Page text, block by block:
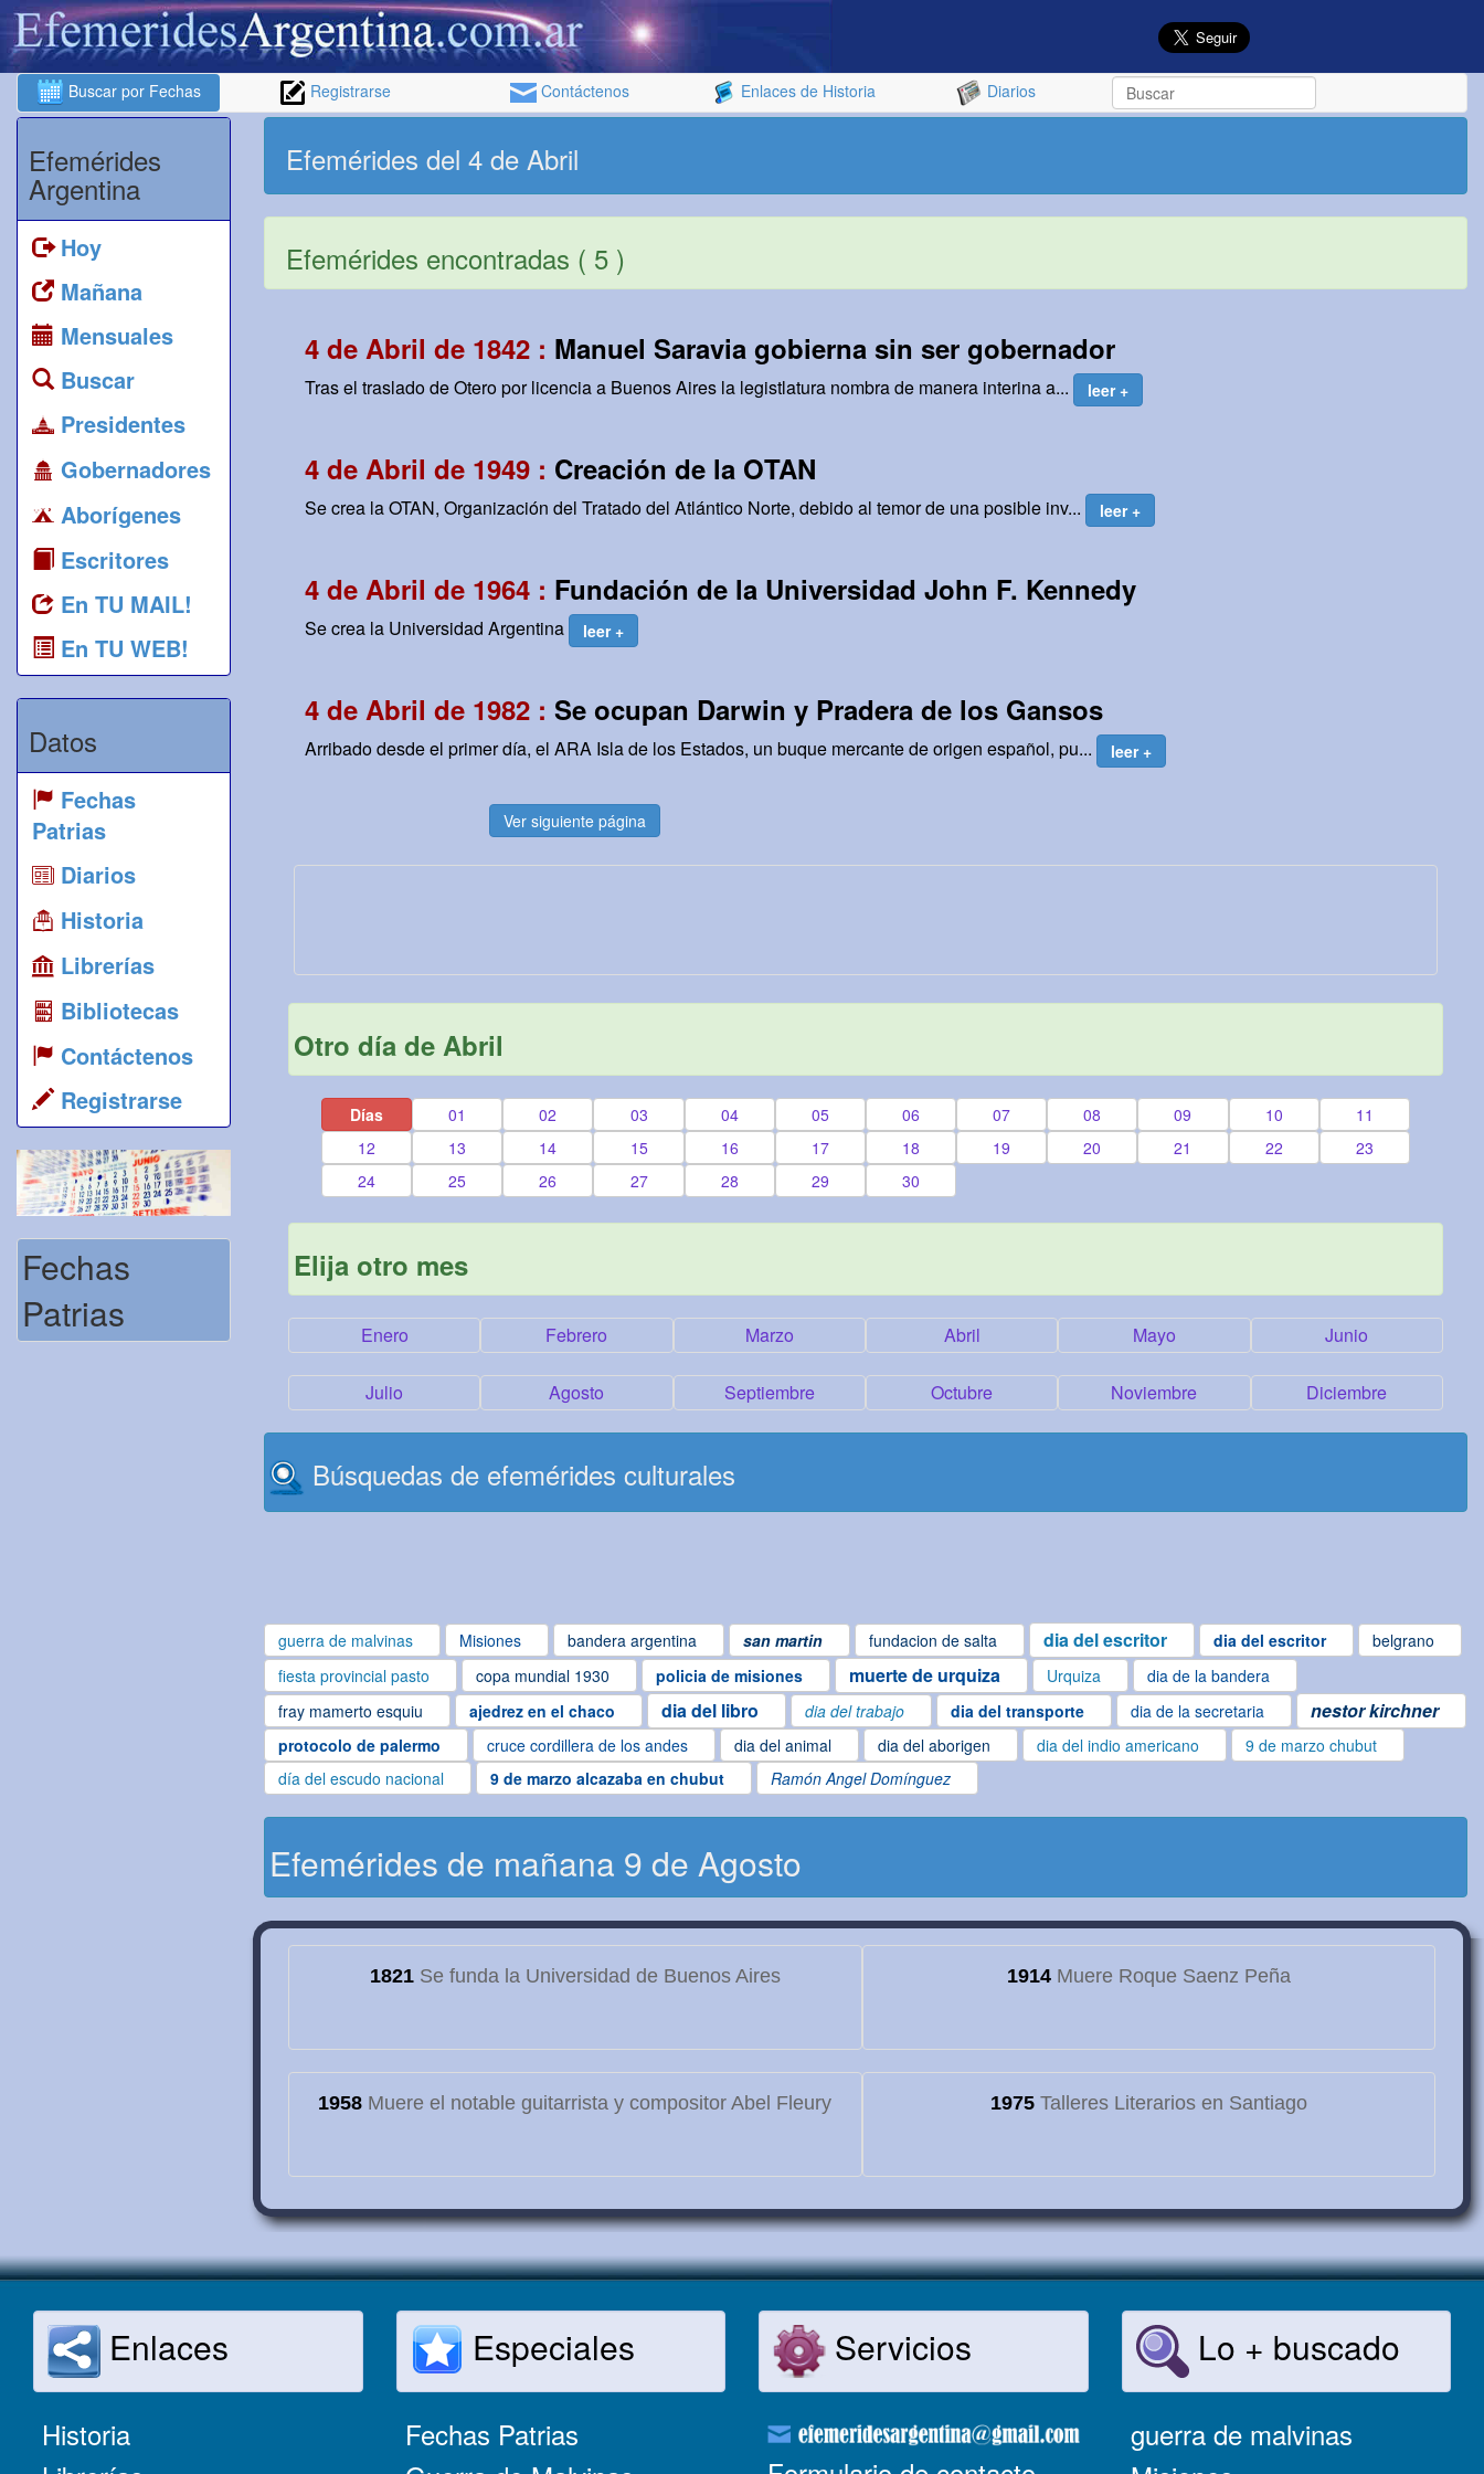
Buscar por Fechas Registrarse Contáctenos Enlaces de Historia Diarios
Efemérides
Argentina
Hoy
Mañana
Mensuales
Buscar
Presidentes
Gobernadores
Aborígenes
Escritores
En TU MAIL!
En TU WEB!
Datos
Fechas
Patrias
Diarios
Historia
Librerías
Bibliotecas
Contáctenos
Registrarse
Fechas
Patrias
Efemérides del 4 de Abril
Efemérides encontradas ( 5 )
4 de Abril de 1842 : Manuel Saravia gobierna sin ser gobernador
Tras el traslado de Otero por licencia a Buenos Aires la legistlatura nombra de manera interina a... leer +
4 de Abril de 1949 : Creación de la OTAN
Se crea la OTAN, Organización del Tratado del Atlántico Norte, debido al temor de una posible inv... leer +
4 de Abril de 1964 : Fundación de la Universidad John F. Kennedy
Se crea la Universidad Argentina leer +
4 de Abril de 1982 : Se ocupan Darwin y Pradera de los Gansos
Arribado desde el primer día, el ARA Isla de los Estados, un buque mercante de origen español, pu... leer +
Ver siguiente página
Otro día de Abril
Días 01 02 03 04 05 06 07 08 09 10
11
12
13 14 15 16 17 18 19 20 21 22
23
24
25 26 27 28 29 30
Elija otro mes
Enero Febrero Marzo Abril Mayo Junio
Julio Agosto Septiembre Octubre Noviembre Diciembre
Búsquedas de efemérides culturales
guerra de malvinas Misiones bandera argentina san martin fundacion de salta dia del escritor dia del escritor
belgrano
fiesta provincial pasto
copa mundial 1930 policia de misiones muerte de urquiza Urquiza
dia de la bandera
fray mamerto esquiu
ajedrez en el chaco dia del libro dia del trabajo dia del transporte dia de la secretaria nestor kirchner
protocolo de palermo cruce cordillera de los andes dia del animal dia del aborigen dia del indio americano
9 de marzo chubut
día del escudo nacional
9 de marzo alcazaba en chubut Ramón Angel Domínguez
Efemérides de mañana 9 de Agosto
1821Se funda la Universidad de Buenos Aires 1914Muere Roque Saenz Peña
1958 Muere el notable guitarrista y compositor Abel Fleury 1975Talleres Literarios en Santiago
Enlaces
Historia
Especiales
Fechas Patrias
Servicios Lo + buscado
guerra de malvinas